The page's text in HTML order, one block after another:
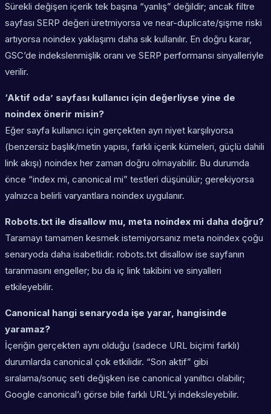
Sürekli değişen içerik tek başına “yanlış” değildir; ancak filtre
sayfası SERP değeri üretmiyorsa ve near-duplicate/şişme riski
artıyorsa noindex yaklaşımı daha sık kullanılır. En doğru karar,
GSC’de indekslenmişlik oranı ve SERP performansı sinyalleriyle
verilir.
‘Aktif oda’ sayfası kullanıcı için değerliyse yine de
noindex önerir misin?
Eğer sayfa kullanıcı için gerçekten ayrı niyet karşılıyorsa
(benzersiz başlık/metin yapısı, farklı içerik kümeleri, güçlü dahili
link akışı) noindex her zaman doğru olmayabilir. Bu durumda
önce “index mi, canonical mi” testleri düşünülür; gerekiyorsa
yalnızca belirli varyantlara noindex uygulanır.
Robots.txt ile disallow mu, meta noindex mi daha doğru?
Taramayı tamamen kesmek istemiyorsanız meta noindex çoğu
senaryoda daha isabetlidir. robots.txt disallow ise sayfanın
taranmasını engeller; bu da iç link takibini ve sinyalleri
etkileyebilir.
Canonical hangi senaryoda işe yarar, hangisinde
yaramaz?
İçeriğin gerçekten aynı olduğu (sadece URL biçimi farklı)
durumlarda canonical çok etkilidir. “Son aktif” gibi
sıralama/sonuç seti değişken ise canonical yanıltıcı olabilir;
Google canonical’ı görse bile farklı URL’yi indeksleyebilir.